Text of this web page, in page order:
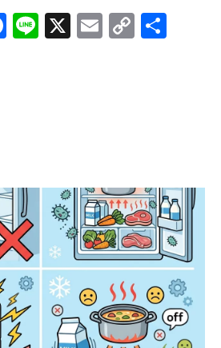
F
k
Li X E C